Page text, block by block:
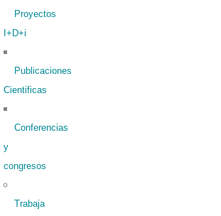
Proyectos
I+D+i
Publicaciones
Cientificas
Conferencias
y
congresos
Trabaja